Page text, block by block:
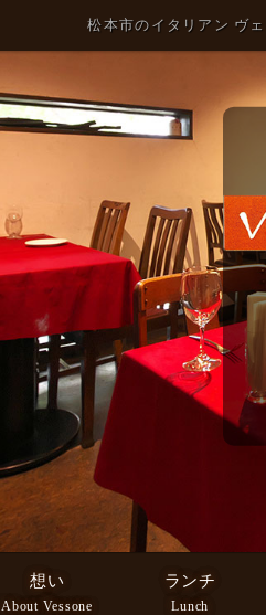
松本市のイタリアン ヴ
想い
About Vessone
ランチ
Lunch